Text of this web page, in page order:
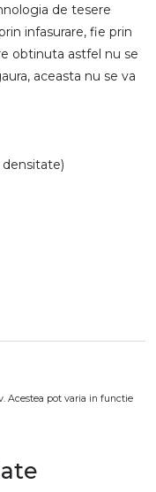
de tesere
infasurare, fie prin
obtinuta astfel nu se
aceasta nu se va
Acestea pot varia in functie